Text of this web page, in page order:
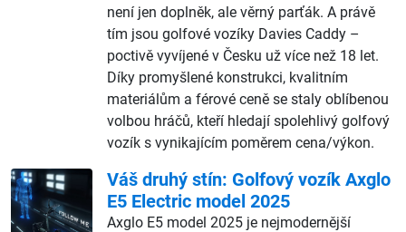
není jen doplněk, ale věrný parťák. A právě
tím jsou golfové vozíky Davies Caddy –
poctivě vyvíjené v Česku už více než 18 let.
Díky promyšlené konstrukci, kvalitním
materiálům a férové ceně se staly oblíbenou
volbou hráčů, kteří hledají spolehlivý golfový
vozík s vynikajícím poměrem cena/výkon.
Váš druhý stín: Golfový vozík Axglo
E5 Electric model 2025
Axglo E5 model 2025 je nejmodernější